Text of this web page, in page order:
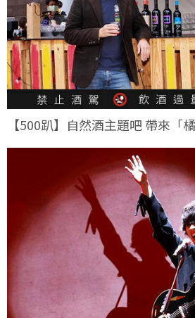
【500趴】自然酒主題吧 帶來「